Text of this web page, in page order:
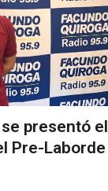
presentó el
Pre-Laborde